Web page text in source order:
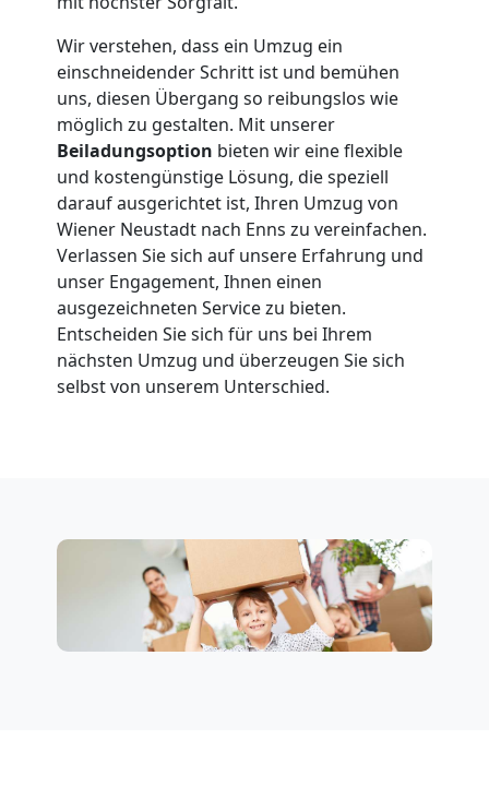
Wir verstehen, dass ein Umzug ein
einschneidender Schritt ist und bemühen
uns, diesen Übergang so reibungslos wie
möglich zu gestalten. Mit unserer
Beiladungsoption bieten wir eine flexible
und kostengünstige Lösung, die speziell
darauf ausgerichtet ist, Ihren Umzug von
Wiener Neustadt nach Enns zu vereinfachen.
Verlassen Sie sich auf unsere Erfahrung und
unser Engagement, Ihnen einen
ausgezeichneten Service zu bieten.
Entscheiden Sie sich für uns bei Ihrem
nächsten Umzug und überzeugen Sie sich
selbst von unserem Unterschied.
Übersiedlung
Wiener
Neustadt
Klaviertransport
Wiener
Neustadt
Neustadt
Tresortransport